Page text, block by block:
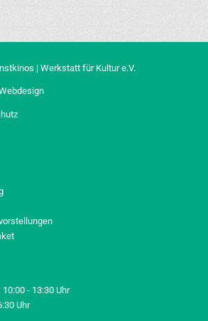
| Werkstatt für Kultur e.V.
- 13:30 Uhr
Uhr